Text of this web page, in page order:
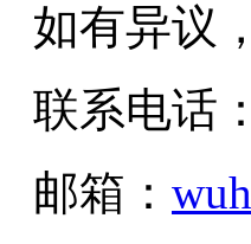
如有异议
联系电话
邮箱：